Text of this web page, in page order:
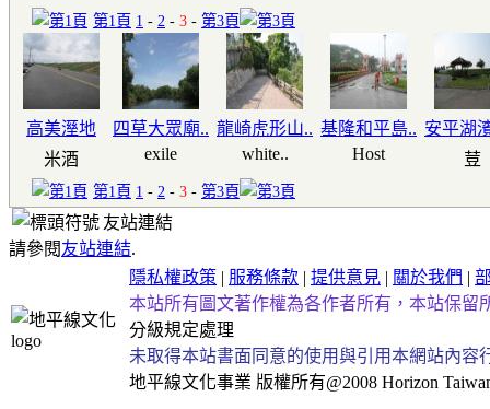
第1頁 1 - 2 - 3 - 第3頁
高美溼地
米酒
四草大眾廟..
exile
龍崎虎形山..
white..
基隆和平島..
Host
安平湖
荳
第1頁 1 - 2 - 3 - 第3頁
友站連結
請參閱友站連結.
隱私權政策 | 服務條款 | 提供意見 | 關於我們 |
本站所有圖文著作權為各作者所有，本站保留
分級規定處理
未取得本站書面同意的使用與引用本網站內
地平線文化事業 版權所有@2008 Horizon